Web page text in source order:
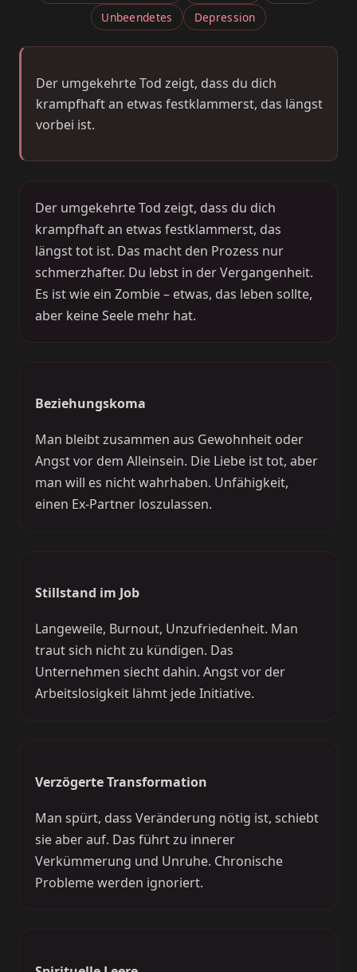
Unbeendetes Depression
Der umgekehrte Tod zeigt, dass du dich
krampfhaft an etwas festklammerst, das längst
vorbei ist.
Der umgekehrte Tod zeigt, dass du dich
krampfhaft an etwas festklammerst, das
längst tot ist. Das macht den Prozess nur
schmerzhafter. Du lebst in der Vergangenheit.
Es ist wie ein Zombie – etwas, das leben sollte,
aber keine Seele mehr hat.
Beziehungskoma
Man bleibt zusammen aus Gewohnheit oder
Angst vor dem Alleinsein. Die Liebe ist tot, aber
man will es nicht wahrhaben. Unfähigkeit,
einen Ex-Partner loszulassen.
Stillstand im Job
Langeweile, Burnout, Unzufriedenheit. Man
traut sich nicht zu kündigen. Das
Unternehmen siecht dahin. Angst vor der
Arbeitslosigkeit lähmt jede Initiative.
Verzögerte Transformation
Man spürt, dass Veränderung nötig ist, schiebt
sie aber auf. Das führt zu innerer
Verkümmerung und Unruhe. Chronische
Probleme werden ignoriert.